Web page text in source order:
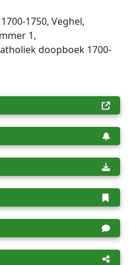
1750, Veghel,
1,
doopboek 1700-